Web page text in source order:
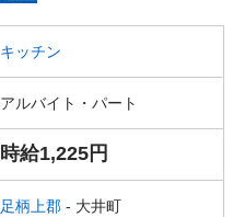
キッチン
アルバイト・パート
時給1,225円
足柄上郡 - 大井町